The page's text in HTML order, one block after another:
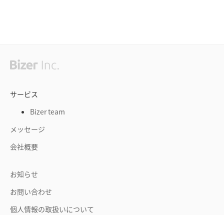
サービス
Bizer team
メッセージ
会社概要
お知らせ
お問い合わせ
個人情報の取扱いについて